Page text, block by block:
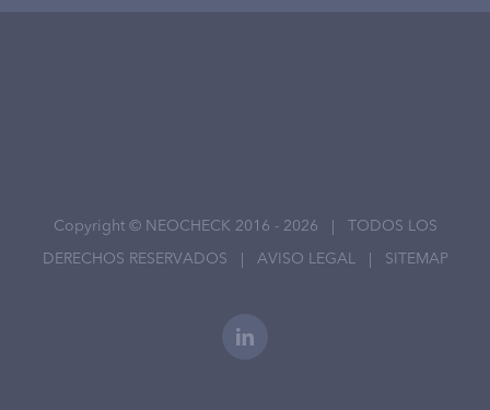
Copyright © NEOCHECK 2016 - 2026 | TODOS LOS
DERECHOS RESERVADOS | AVISO LEGAL SITEMAP
LinkedIn